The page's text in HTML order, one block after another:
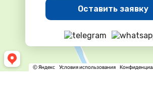
Оставить заявку